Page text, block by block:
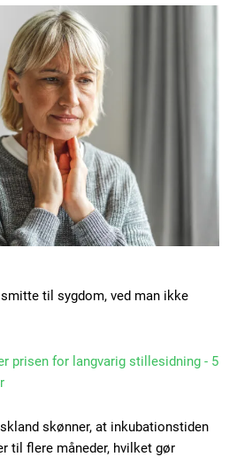
til sygdom, ved man ikke
prisen for langvarig stillesidning - 5
skønner, at inkubationstiden
til flere måneder, hvilket gør